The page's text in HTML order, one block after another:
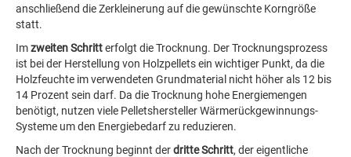
anschließend die Zerkleinerung auf die gewünschte Korngröße
statt.
Imzweiten Schritterfolgt die Trocknung. Der Trocknungsprozess
ist bei der Herstellung von Holzpellets ein wichtiger Punkt, da die
Holzfeuchte im verwendeten Grundmaterial nicht höher als 12 bis
14 Prozent sein darf. Da die Trocknung hohe Energiemengen
benötigt, nutzen viele Pelletshersteller Wärmerückgewinnungs-
Systeme um den Energiebedarf zu reduzieren.
Nach der Trocknung beginnt derdritte Schritt, der eigentliche